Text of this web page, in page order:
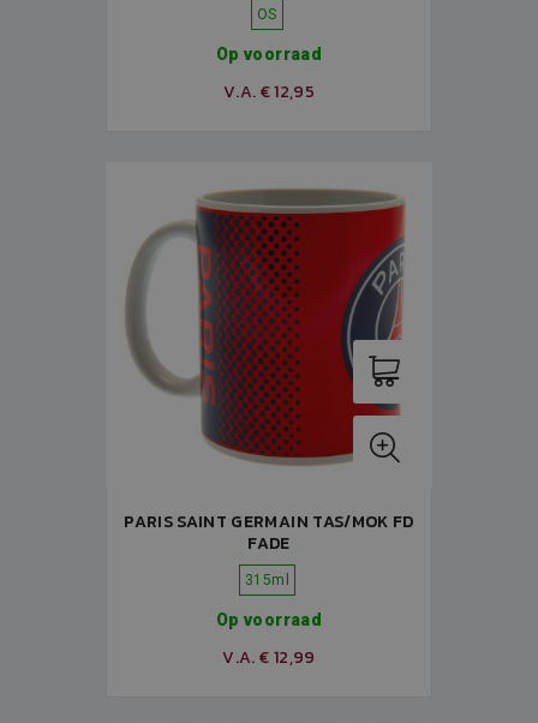
OS
Op voorraad
V.A. € 12,95
PARIS SAINT GERMAIN TAS/MOK FD
FADE
315ml
Op voorraad
V.A. € 12,99